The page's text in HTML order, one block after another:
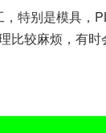
特别是模具，
比较麻烦，有时